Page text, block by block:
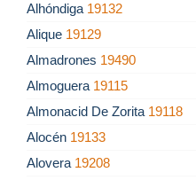
Alhóndiga 19132
Alique 19129
Almadrones 19490
Almoguera 19115
Almonacid De Zorita 19118
Alocén 19133
Alovera 19208